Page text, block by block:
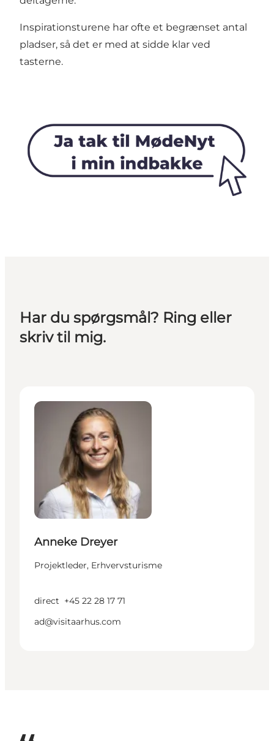
Inspirationsturene har ofte et begrænset antal
pladser, så det er med at sidde klar ved
tasterne.
Har du spørgsmål? Ring eller
skriv til mig.
Anneke Dreyer
Projektleder, Erhvervsturisme
direct +45 22 28 17 71
ad@visitaarhus.com